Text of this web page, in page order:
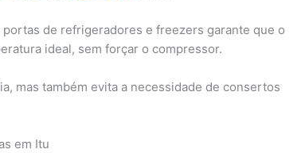
de refrigeradores e freezers garante que o
ideal, sem forçar o compressor.
mas também evita a necessidade de consertos
em Itu